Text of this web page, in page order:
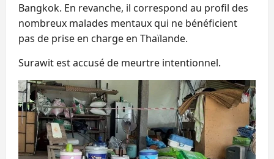
Bangkok. En revanche, il correspond au profil des
nombreux malades mentaux qui ne bénéficient
pas de prise en charge en Thaïlande.
Surawit est accusé de meurtre intentionnel.